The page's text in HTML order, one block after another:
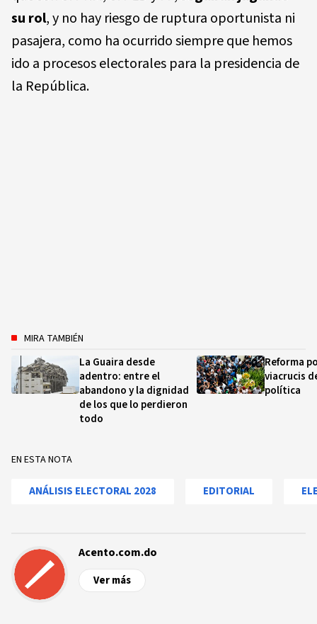
su rol, y no hay riesgo de ruptura oportunista ni
pasajera, como ha ocurrido siempre que hemos
ido a procesos electorales para la presidencia de
la República.
MIRA TAMBIÉN
La Guaira desde
adentro: entre el
abandono y la dignidad
de los que lo perdieron
todo
Reforma
viacrucis
política
EN ESTA NOTA
ANÁLISIS ELECTORAL 2028 EDITORIAL
Acento.com.do
Ver más